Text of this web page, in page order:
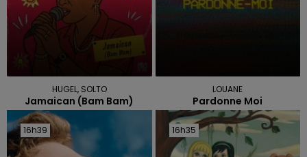
HUGEL, SOLTO
Jamaican (bam Bam)
LOUANE
Pardonne Moi
16h39
16h39 16h35
16h35